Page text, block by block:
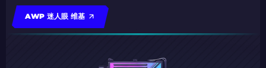
AWP 迷人眼 维基